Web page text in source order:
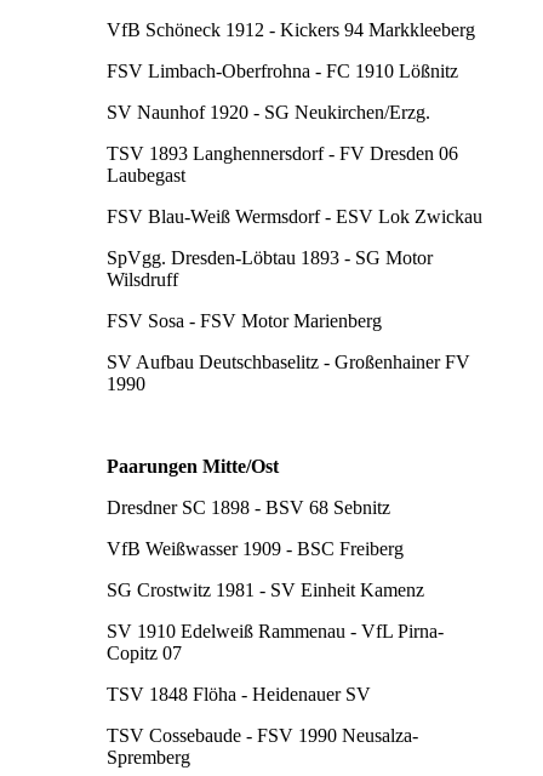
VfB Schöneck 1912 - Kickers 94 Markkleeberg
FSV Limbach-Oberfrohna - FC 1910 Lößnitz
SV Naunhof 1920 - SG Neukirchen/Erzg.
TSV 1893 Langhennersdorf - FV Dresden 06
Laubegast
FSV Blau-Weiß Wermsdorf - ESV Lok Zwickau
SpVgg. Dresden-Löbtau 1893 - SG Motor
Wilsdruff
FSV Sosa - FSV Motor Marienberg
SV Aufbau Deutschbaselitz - Großenhainer FV
1990
Paarungen Mitte/Ost
Dresdner SC 1898 - BSV 68 Sebnitz
VfB Weißwasser 1909 - BSC Freiberg
SG Crostwitz 1981 - SV Einheit Kamenz
SV 1910 Edelweiß Rammenau - VfL Pirna-
Copitz 07
TSV 1848 Flöha - Heidenauer SV
TSV Cossebaude - FSV 1990 Neusalza-
Spremberg